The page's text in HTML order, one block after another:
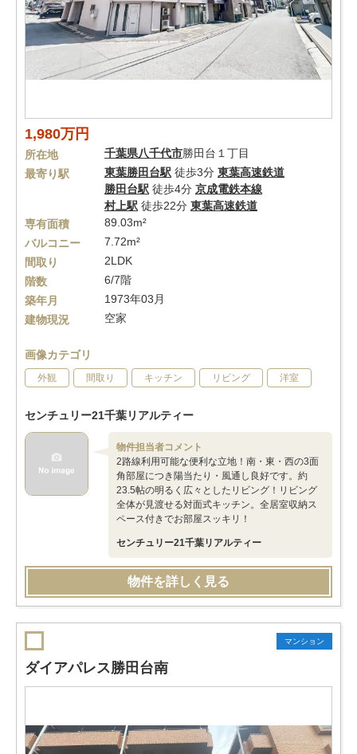
1,980万円
所在地 千葉県八千代市勝田台１丁目
最寄り駅
東葉勝田台駅 徒歩3分 東葉高速鉄道
勝田台駅 徒歩4分 京成電鉄本線
村上駅 徒歩22分 東葉高速鉄道
専有面積
89.03m²
バルコニー
7.72m²
間取り
2LDK
階数
6/7階
築年月
1973年03月
建物現況
空家
画像カテゴリ
外観 間取り キッチン リビング 洋室
センチュリー21千葉リアルティー
物件担当者コメント
2路線利用可能な便利な立地！南・東・西の3面
角部屋につき陽当たり・風通し良好です。約
23.5帖の明るく広々としたリビング！リビング
全体が見渡せる対面式キッチン。全居室収納ス
ペース付きでお部屋スッキリ！
センチュリー21千葉リアルティー
物件を詳しく見る
マンション
ダイアパレス勝田台南